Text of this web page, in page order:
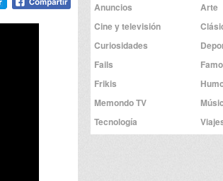
Anuncios
Arte
Cine y televisión
Curiosidades
Fails
Frikis
Memondo TV
Tecnología